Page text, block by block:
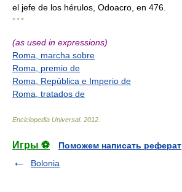
el jefe de los hérulos, Odoacro, en 476.
* * *
(as used in expressions)
Roma, marcha sobre
Roma, premio de
Roma, República e Imperio de
Roma, tratados de
Enciclopedia Universal. 2012
Игры ⚽
Поможем написать реферат
Bolonia